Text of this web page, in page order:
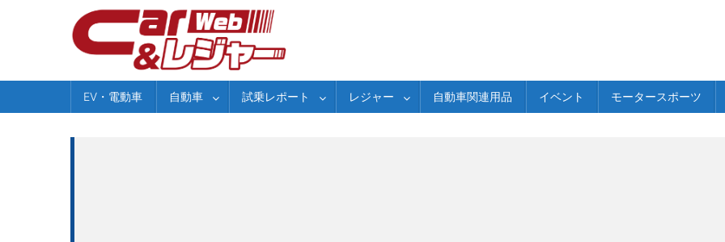
EV・電動車 自動車 試乗レポート レジャー 自動車関連用品 イベント モータースポーツ